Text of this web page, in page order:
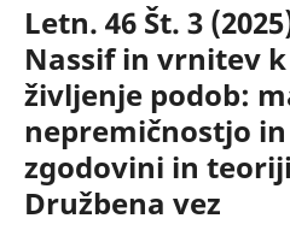
Letn. 46 Št. 3
Nassif in vrnitev
življenje podob:
nepremičnostjo
zgodovini in
Družbena vez